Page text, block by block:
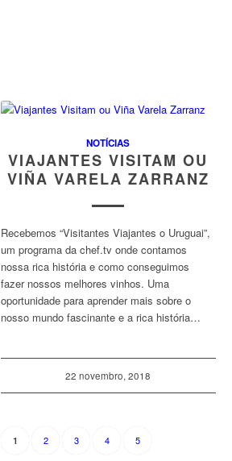
NOTÍCIAS
VIAJANTES VISITAM OU
VIÑA VARELA ZARRANZ
Recebemos “Visitantes Viajantes o Uruguai”,
um programa da chef.tv onde contamos
nossa rica história e como conseguimos
fazer nossos melhores vinhos. Uma
oportunidade para aprender mais sobre o
nosso mundo fascinante e a rica história…
22 novembro, 2018
1 2 3 4 5